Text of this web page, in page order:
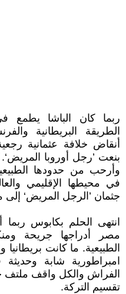
ربما كان الباشا يطمع
الطريقة البريطانية
أنقاض خلافة عثمانية
بنعت ’رجل أوروبا
وأرحب من حدودها
في محيطها الإقليمي
جثمان ’الرجل المريض‘ إلى
انتهى الحلم بكابوس
مصر أدراجها جريحة
الطبيعية. ما كانت
امبراطورية شابة
الفراش والكل واقف ملتف
تقسيم التركة.